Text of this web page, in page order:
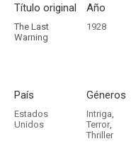
Título original
The Last
Warning
Año
1928
País
Estados
Unidos
Géneros
Intriga,
Terror,
Thriller